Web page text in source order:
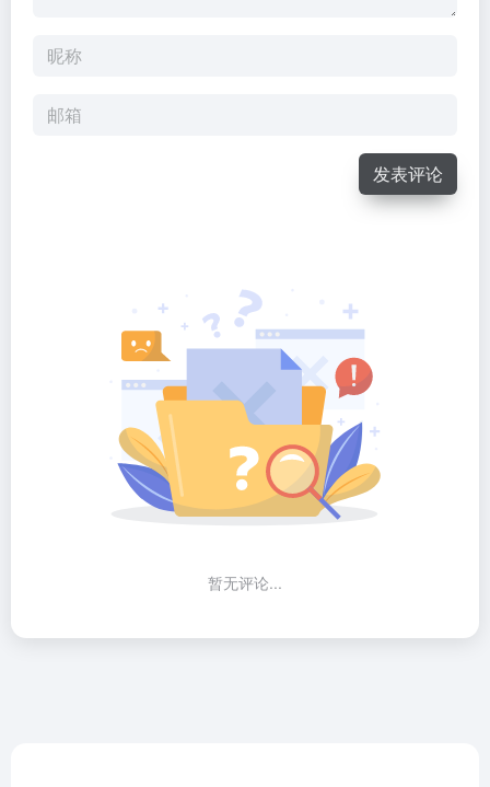
发表评论
暂无评论...